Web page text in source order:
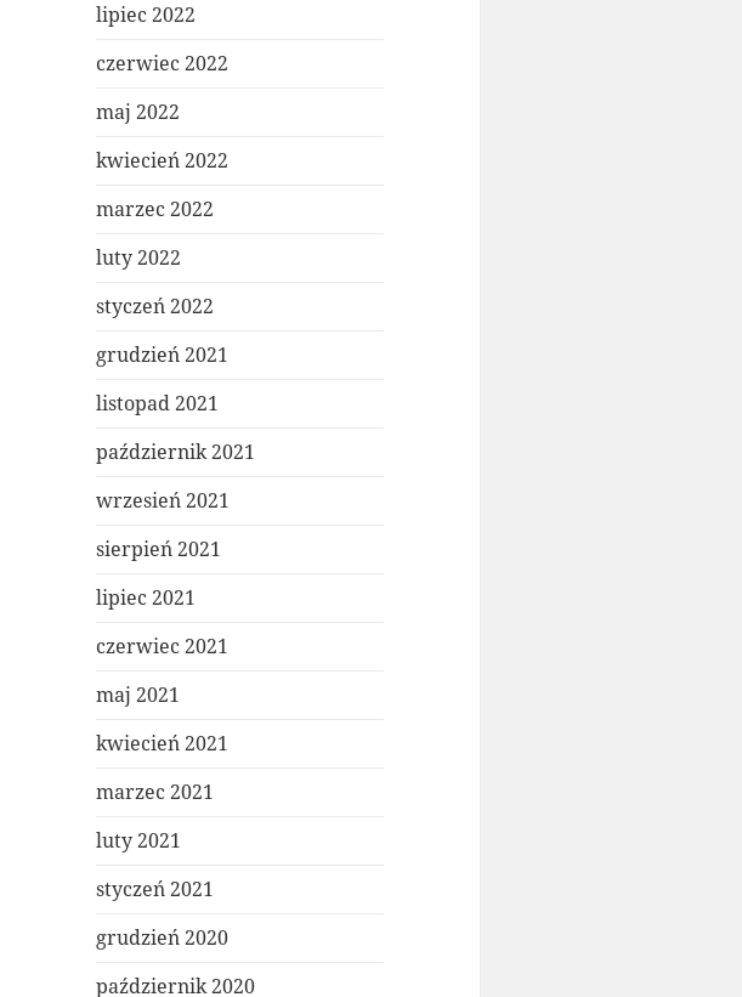
lipiec 2022
czerwiec 2022
maj 2022
kwiecień 2022
marzec 2022
luty 2022
styczeń 2022
grudzień 2021
listopad 2021
październik 2021
wrzesień 2021
sierpień 2021
lipiec 2021
czerwiec 2021
maj 2021
kwiecień 2021
marzec 2021
luty 2021
styczeń 2021
grudzień 2020
październik 2020